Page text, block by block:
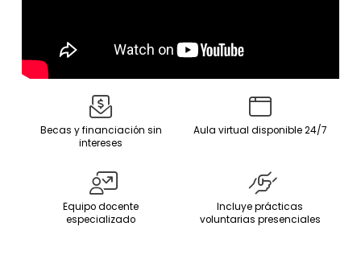
Becas y financiación sin
intereses
Aula virtual disponible 24/7
Equipo docente
especializado
Incluye prácticas
voluntarias presenciales